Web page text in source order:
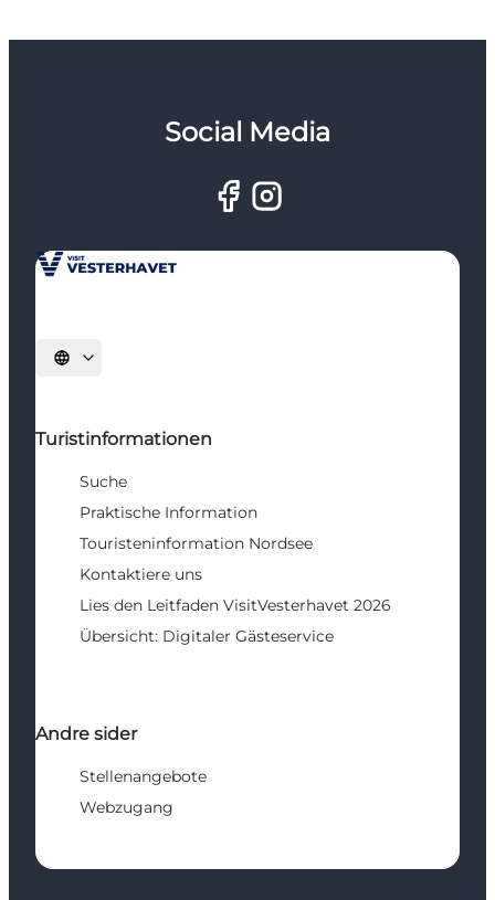
Social Media
Sprache auswählen
Turistinformationen
Suche
Praktische Information
Touristeninformation Nordsee
Kontaktiere uns
Lies den Leitfaden VisitVesterhavet 2026
Übersicht: Digitaler Gästeservice
Andre sider
Stellenangebote
Webzugang